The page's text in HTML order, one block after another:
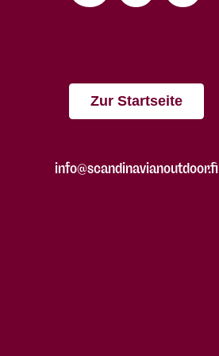
Zur Startseite
info@scandinavianoutdoor.fi